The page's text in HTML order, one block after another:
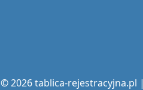
© 2026 tablica-rejestracyjna.pl |